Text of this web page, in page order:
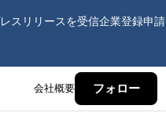
スリリースを受信企業登録申請
会社概要 フォロー